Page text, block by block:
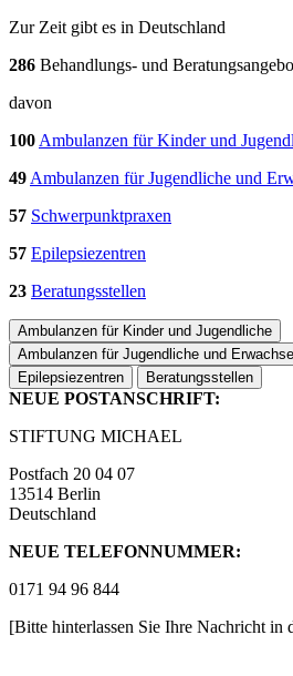
Zur Zeit gibt es in Deutschland
286 Behandlungs- und
davon
100 Ambulanzen für Kinder und
49 Ambulanzen für Jugendliche und
57 Schwerpunktpraxen
57 Epilepsiezentren
23 Beratungsstellen
Ambulanzen für Kinder und Jugendliche
Ambulanzen für Jugendliche und
Epilepsiezentren
Beratungsstellen
NEUE POSTANSCHRIFT:
STIFTUNG MICHAEL
Postfach 20 04 07
13514 Berlin
Deutschland
NEUE TELEFONNUMMER:
0171 94 96 844
[Bitte hinterlassen Sie Ihre Nachricht in